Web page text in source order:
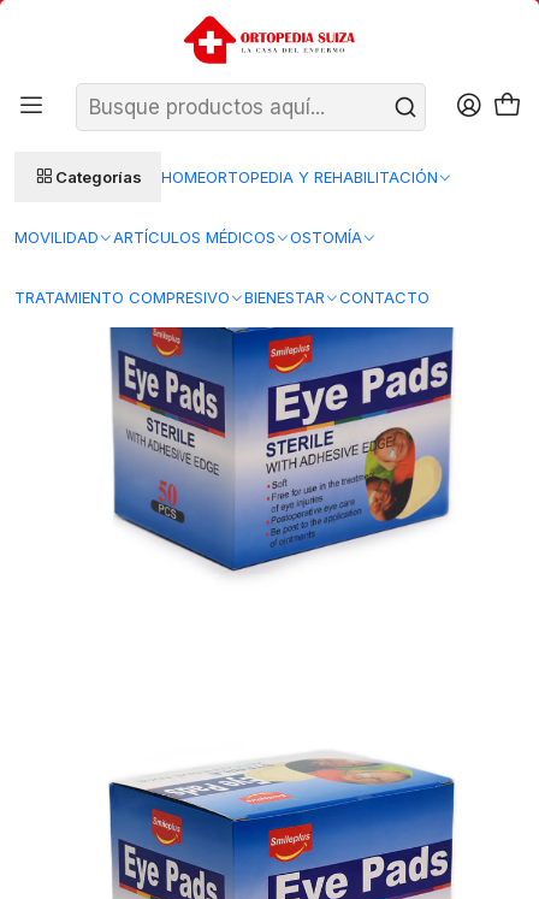
Categorías HOMEORTOPEDIA Y REHABILITACIÓN
MOVILIDAD ARTÍCULOS MÉDICOS OSTOMÍA
TRATAMIENTO COMPRESIVO BIENESTAR CONTACTO
SANTIAGO: ENTREGA AL DÍA HÁBIL SIGUIENTE (L–V)
REGIONES 48–72 HORAS HÁBILES
Insumos Medicos Curacion herida Apositos
HY9204 – Parche Ocular Smileplus x50 Unid